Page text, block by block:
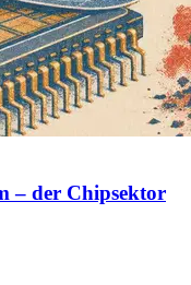
– der Chipsektor